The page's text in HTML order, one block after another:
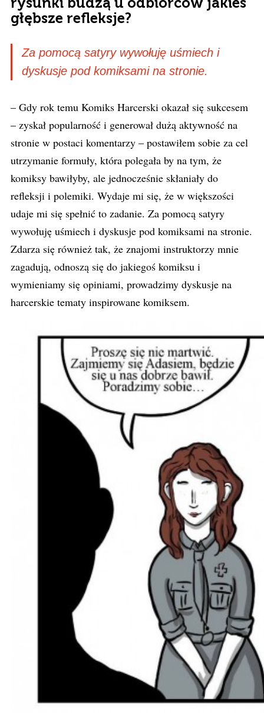
głębsze refleksje?
Za pomocą satyry wywołuję uśmiech i
dyskusje pod komiksami na stronie.
– Gdy rok temu Komiks Harcerski okazał się sukcesem
– zyskał popularność i generował dużą aktywność na
stronie w postaci komentarzy – postawiłem sobie za cel
utrzymanie formuły, która polegała by na tym, że
komiksy bawiłyby, ale jednocześnie skłaniały do
refleksji i polemiki. Wydaje mi się, że w większości
udaje mi się spełnić to zadanie. Za pomocą satyry
wywołuję uśmiech i dyskusje pod komiksami na stronie.
Zdarza się również tak, że znajomi instruktorzy mnie
zagadują, odnoszą się do jakiegoś komiksu i
wymieniamy się opiniami, prowadzimy dyskusje na
harcerskie tematy inspirowane komiksem.